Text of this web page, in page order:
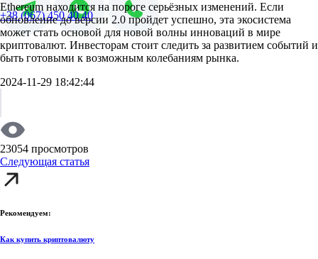
+38 (067) 450 40 40
Ethereum находится на пороге серьёзных изменений. Если
обновление до версии 2.0 пройдет успешно, эта экосистема
может стать основой для новой волны инноваций в мире
криптовалют. Инвесторам стоит следить за развитием событий и
быть готовыми к возможным колебаниям рынка.
2024-11-29 18:42:44
23054 просмотров
Следующая статья
Рекомендуем:
Как купить криптовалюту